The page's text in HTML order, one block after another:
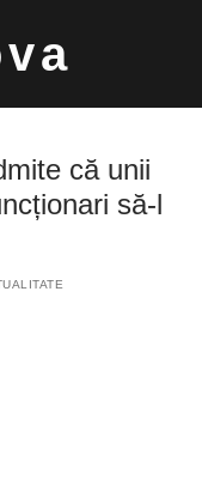
că unii
să-l